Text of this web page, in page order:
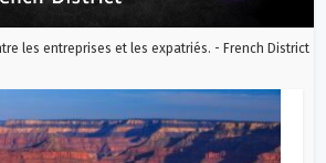
les entreprises et les expatriés. - French District